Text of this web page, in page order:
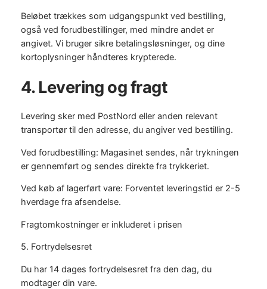
Beløbet trækkes som udgangspunkt ved bestilling,
også ved forudbestillinger, med mindre andet er
angivet. Vi bruger sikre betalingsløsninger, og dine
kortoplysninger håndteres krypterede.
4. Levering og fragt
Levering sker med PostNord eller anden relevant
transportør til den adresse, du angiver ved bestilling.
Ved forudbestilling: Magasinet sendes, når trykningen
er gennemført og sendes direkte fra trykkeriet.
Ved køb af lagerført vare: Forventet leveringstid er 2-5
hverdage fra afsendelse.
Fragtomkostninger er inkluderet i prisen
5. Fortrydelsesret
Du har 14 dages fortrydelsesret fra den dag, du
modtager din vare.